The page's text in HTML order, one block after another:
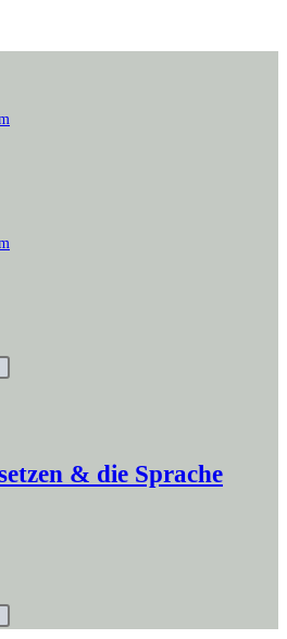
& die Sprache